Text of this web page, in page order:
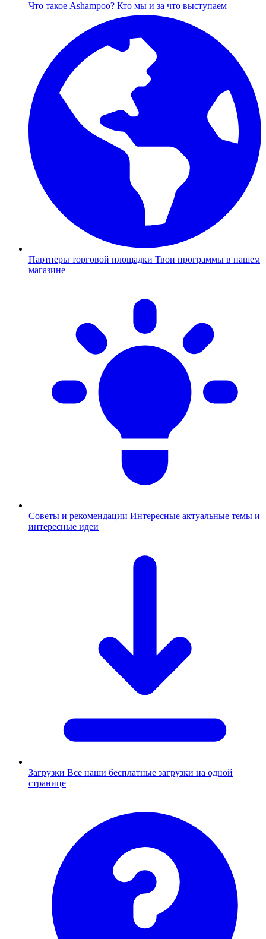
Что такое Ashampoo? Кто мы и за что выступаем
Партнеры торговой площадки Твои программы в нашем
магазине
Советы и рекомендации Интересные актуальные темы и
интересные идеи
Загрузки Все наши бесплатные загрузки на одной
странице